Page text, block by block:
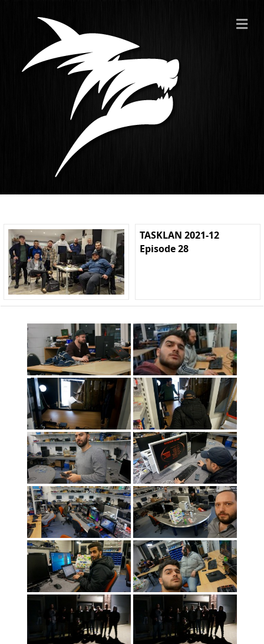
TASKLAN 2021-12
Episode 28